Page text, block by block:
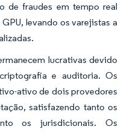
de fraudes em tempo real
levando os varejistas a
lucrativas devido
e auditoria. Os
ativo de dois provedores
satisfazendo tanto os
os jurisdicionais. Os